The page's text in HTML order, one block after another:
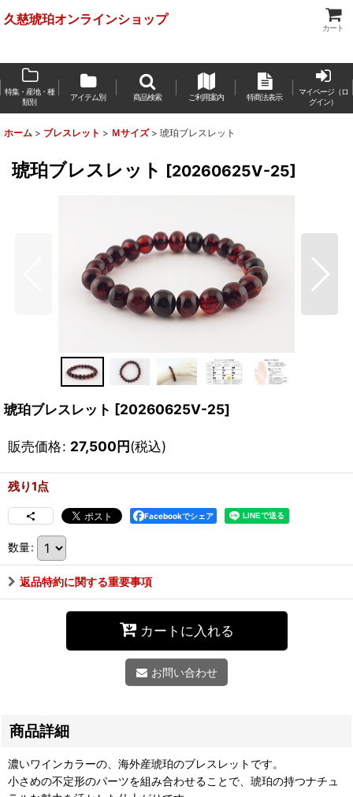
久慈琥珀オンラインショップ
カート
特集・産地・種
類別
アイテム別 商品検索 ご利用案内 特商法表示
マイページ（ロ
グイン）
ホーム > ブレスレット > Ｍサイズ > 琥珀ブレスレット
琥珀ブレスレット [20260625V-25]
琥珀ブレスレット [20260625V-25]
販売価格: 27,500円(税込)
残り1点
Facebookでシェア
数量:
返品特約に関する重要事項
カートに入れる
お問い合わせ
商品詳細
濃いワインカラーの、海外産琥珀のブレスレットです。
小さめの不定形のパーツを組み合わせることで、琥珀の持つナチュ